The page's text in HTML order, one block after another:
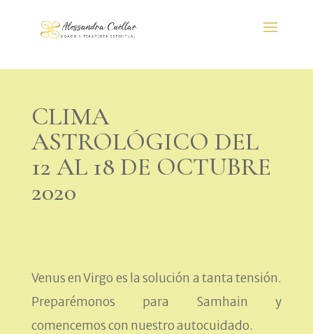
CLIMA
ASTROLÓGICO DEL
12 AL 18 DE OCTUBRE
2020
Venus en Virgo es la solución a tanta tensión.
Preparémonos para Samhain y
comencemos con nuestro autocuidado.